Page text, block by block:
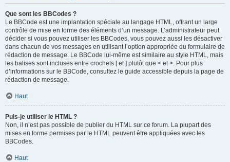
Que sont les BBCodes ?
Le BBCode est une implantation spéciale au langage HTML, offrant un large
contrôle de mise en forme des éléments d’un message. L’administrateur peut
décider si vous pouvez utiliser les BBCodes, vous pouvez aussi les désactiver
dans chacun de vos messages en utilisant l’option appropriée du formulaire de
rédaction de message. Le BBCode lui-même est similaire au style HTML, mais
les balises sont incluses entre crochets [ et ] plutôt que < et >. Pour plus
d’informations sur le BBCode, consultez le guide accessible depuis la page de
rédaction de message.
Haut
Puis-je utiliser le HTML ?
Non, il n’est pas possible de publier du HTML sur ce forum. La plupart des
mises en forme permises par le HTML peuvent être appliquées avec les
BBCodes.
Haut